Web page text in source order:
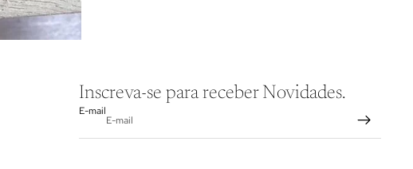
Inscreva-se para receber Novidades.
E-mail